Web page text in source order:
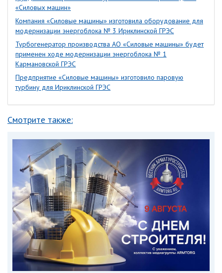
«Силовых машин»
Компания «Силовые машины» изготовила оборудование для
модернизации энергоблока № 3 Ириклинской ГРЭС
Турбогенератор производства АО «Силовые машины» будет
применен ходе модернизации энергоблока № 1
Кармановской ГРЭС
Предприятие «Силовые машины» изготовило паровую
турбину для Ириклинской ГРЭС
Смотрите также: